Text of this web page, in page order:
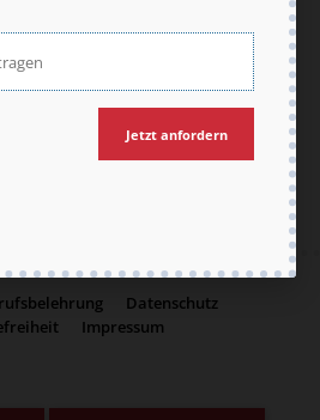
Jetzt anmelden
Datenschutz
Impressum
Jetzt anfordern